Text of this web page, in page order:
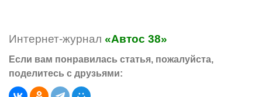
Интернет-журнал «Автос 38»
Если вам понравилась статья, пожалуйста,
поделитесь с друзьями: